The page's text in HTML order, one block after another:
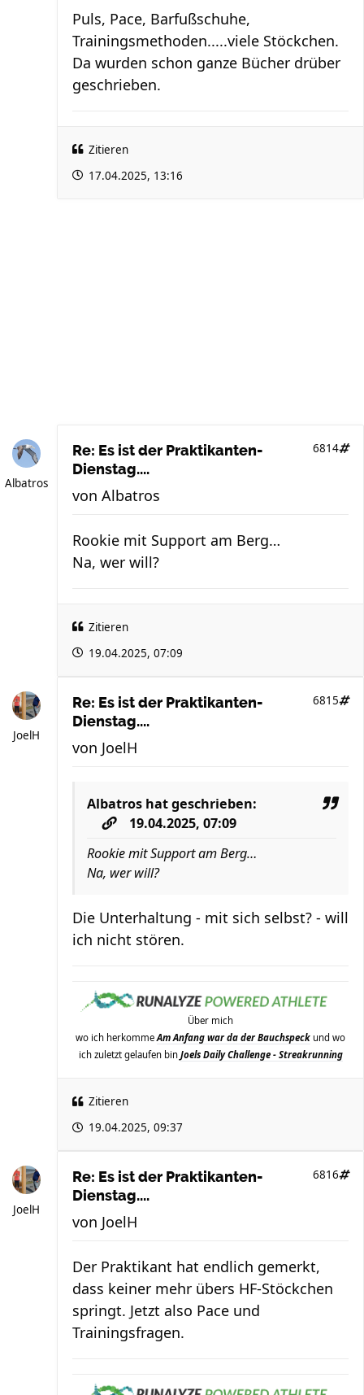
Puls, Pace, Barfußschuhe,
Trainingsmethoden.....viele Stöckchen.
Da wurden schon ganze Bücher drüber
geschrieben.
Zitieren
17.04.2025, 13:16
Albatros
Re: Es ist der Praktikanten-
Dienstag....
6814
von Albatros
Rookie mit Support am Berg…
Na, wer will?
Zitieren
19.04.2025, 07:09
JoelH
Re: Es ist der Praktikanten-
Dienstag....
6815
von JoelH
Albatros hat geschrieben:
19.04.2025, 07:09
Rookie mit Support am Berg…
Na, wer will?
Die Unterhaltung - mit sich selbst? - will
ich nicht stören.
Über mich
wo ich herkommeAm Anfang war da der Bauchspeck und wo
ich zuletzt gelaufen bin Joels Daily Challenge - Streakrunning
Zitieren
19.04.2025, 09:37
JoelH
Re: Es ist der Praktikanten-
Dienstag....
6816
von JoelH
Der Praktikant hat endlich gemerkt,
dass keiner mehr übers HF-Stöckchen
springt. Jetzt also Pace und
Trainingsfragen.